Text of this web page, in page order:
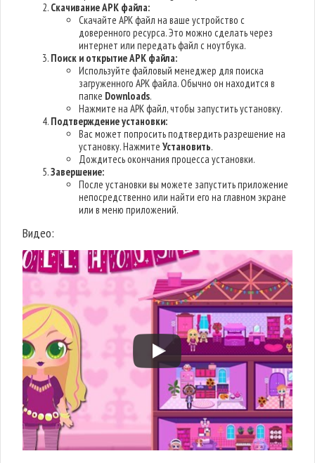
Скачивание APK файла:
Скачайте APK файл на ваше устройство с
доверенного ресурса. Это можно сделать через
интернет или передать файл с ноутбука.
Поиск и открытие APK файла:
Используйте файловый менеджер для поиска
загруженного APK файла. Обычно он находится в
папке Downloads.
Нажмите на APK файл, чтобы запустить установку.
Подтверждение установки:
Вас может попросить подтвердить разрешение на
установку. НажмитеУстановить.
Дождитесь окончания процесса установки.
Завершение:
После установки вы можете запустить приложение
непосредственно или найти его на главном экране
или в меню приложений.
Видео: